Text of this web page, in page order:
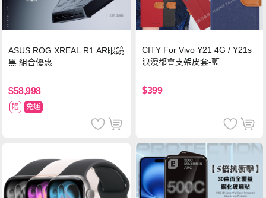
ASUS ROG XREAL R1 AR眼鏡
黑 組合優惠
$58,998
贈 免運
CITY For Vivo Y21 4G / Y21s
浪漫都會支架皮套-藍
$399